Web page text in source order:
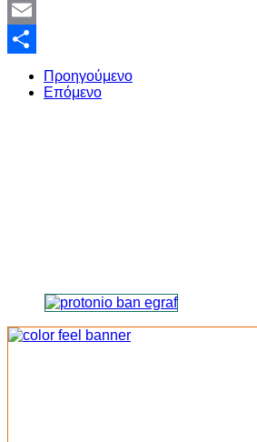
Twitter
Email
Share
Προηγούμενο
Επόμενο